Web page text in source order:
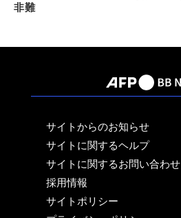
非難
サイトからのお知らせ
サイトに関するヘルプ
サイトに関するお問い合わせ
採用情報
サイトポリシー